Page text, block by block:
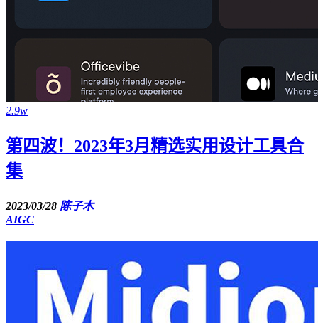
2.9w
第四波！2023年3月精选实用设计工具合
集
2023/03/28 陈子木
AIGC